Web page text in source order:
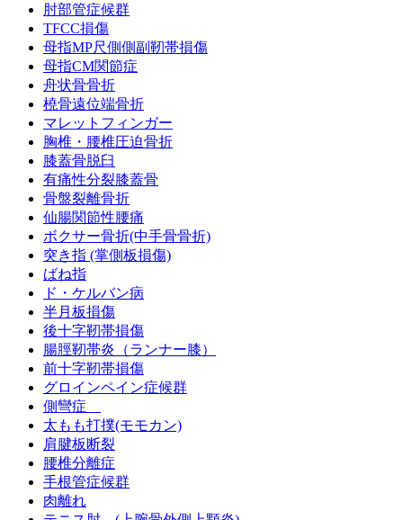
肘部管症候群
TFCC損傷
母指MP尺側側副靭帯損傷
母指CM関節症
舟状骨骨折
橈骨遠位端骨折
マレットフィンガー
胸椎・腰椎圧迫骨折
膝蓋骨脱臼
有痛性分裂膝蓋骨
骨盤裂離骨折
仙腸関節性腰痛
ボクサー骨折(中手骨骨折)
突き指 (掌側板損傷)
ばね指
ド・ケルバン病
半月板損傷
後十字靭帯損傷
腸脛靭帯炎（ランナー膝）
前十字靭帯損傷
グロインペイン症候群
側彎症
太もも打撲(モモカン)
肩腱板断裂
腰椎分離症
手根管症候群
肉離れ